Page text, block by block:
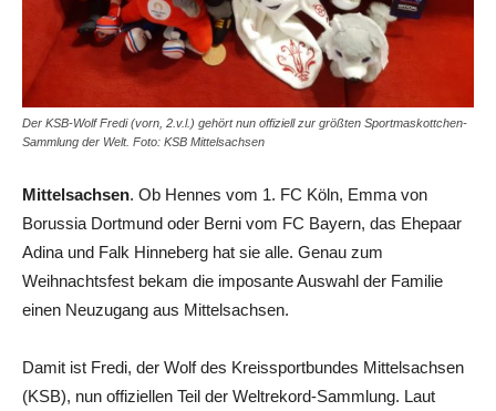
Der KSB-Wolf Fredi (vorn, 2.v.l.) gehört nun offiziell zur größten Sportmaskottchen-
Sammlung der Welt. Foto: KSB Mittelsachsen
Mittelsachsen. Ob Hennes vom 1. FC Köln, Emma von
Borussia Dortmund oder Berni vom FC Bayern, das Ehepaar
Adina und Falk Hinneberg hat sie alle. Genau zum
Weihnachtsfest bekam die imposante Auswahl der Familie
einen Neuzugang aus Mittelsachsen.
Damit ist Fredi, der Wolf des Kreissportbundes Mittelsachsen
(KSB), nun offiziellen Teil der Weltrekord-Sammlung. Laut